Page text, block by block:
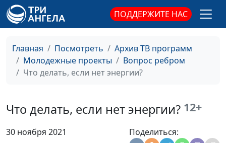
ПОДДЕРЖИТЕ НАС
Главная Посмотреть
Архив ТВ программ
Молодежные проекты
Вопрос ребром
Что делать, если нет энергии?
Что делать, если нет энергии? 12+
30 ноября 2021 Поделиться:
расстоянии?
Парфенова
Как не быть влюбчивым?
Что делать, если мной
манипулируют?
Вилина
Парфенова
Бывают ли серьезные
Вилина
#49